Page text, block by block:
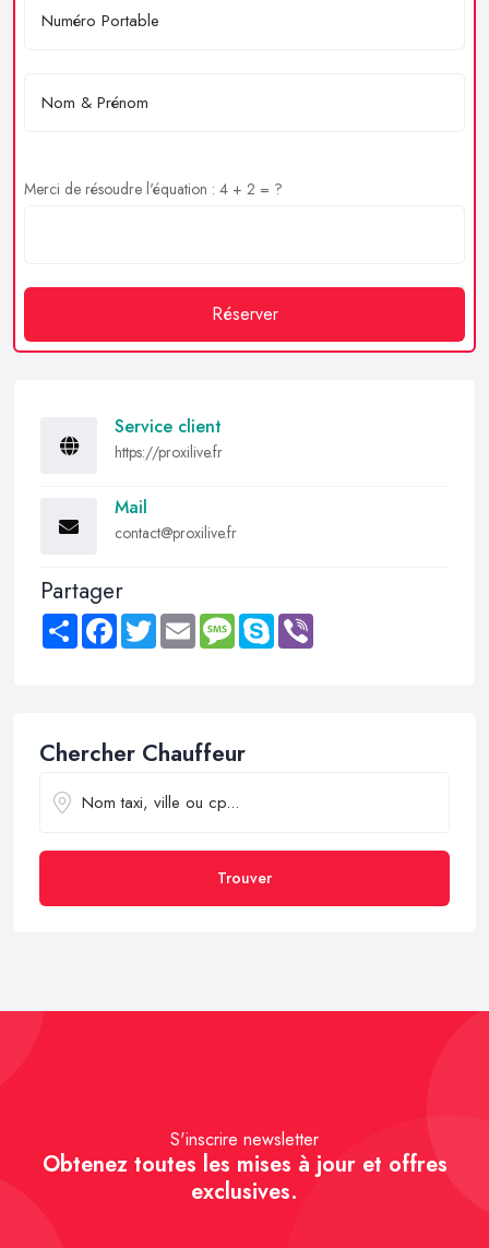
Merci de résoudre l'équation : 4 + 2 = ?
Réserver
Service client
https://proxilive.fr
Mail
contact@proxilive.fr
Partager
Share FacebookTwitter Email MessageSkype
Chercher Chauffeur
Trouver
S'inscrire newsletter
Obtenez toutes les mises à jour et offres
exclusives.